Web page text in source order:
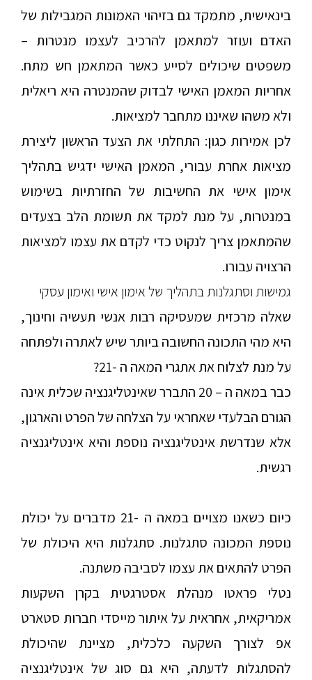
בינאישית, מתמקד גם בזיהוי האמונות המגבילות של
האדם ועוזר למתאמן להרכיב לעצמו מנטרות –
משפטים שיכולים לסייע כאשר המתאמן חש מתח.
אחריות המאמן האישי לבדוק שהמנטרה היא ריאלית
ולא משהו שאיננו מתחבר למציאות.
לכן אמירות כגון: התחלתי את הצעד הראשון ליצירת
מציאות אחרת עבורי, המאמן האישי ידגיש בתהליך
אימון אישי את החשיבות של החזרתיות בשימוש
במנטרות, על מנת למקד את תשומת הלב בצעדים
שהמתאמן צריך לנקוט כדי לקדם את עצמו למציאות
הרצויה עבורו.
גמישות וסתגלנות בתהליך של אימון אישי ואימון עסקי
שאלה מרכזית שמעסיקה רבות אנשי תעשיה וחינוך,
היא מהי התכונה החשובה ביותר שיש לאתרה ולפתחה
על מנת לצלוח את אתגרי המאה ה -21?
כבר במאה ה – 20 התברר שאינטליגנציה שכלית אינה
הגורם הבלעדי שאחראי על הצלחה של הפרט והארגון,
אלא שנדרשת אינטליגנציה נוספת והיא אינטליגנציה
רגשית.
כיום כשאנו מצויים במאה ה -21 מדברים על יכולת
נוספת המכונה סתגלנות. סתגלנות היא היכולת של
הפרט להתאים את עצמו לסביבה משתנה.
נטלי פראטו מנהלת אסטרגטית בקרן השקעות
אמריקאית, אחראית על איתור מייסדי חברות סטארט
אפ לצורך השקעה כלכלית, מציינת שהיכולת
להסתגלות לדעתה, היא גם סוג של אינטליגנציה